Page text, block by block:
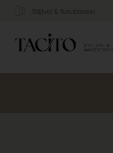
Stijlvol & functioneel